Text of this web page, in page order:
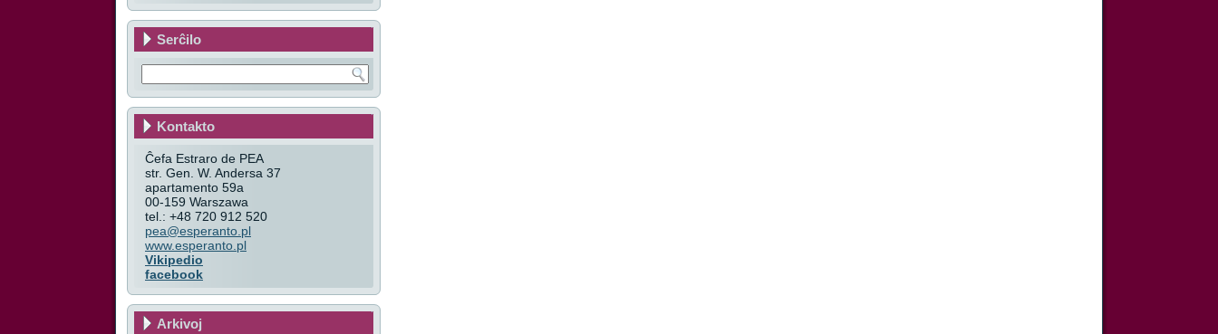
Serĉilo
Kontakto
Ĉefa Estraro de PEA
str. Gen. W. Andersa 37
apartamento 59a
00-159 Warszawa
tel.: +48 720 912 520
pea@esperanto.pl
www.esperanto.pl
Vikipedio
facebook
Arkivoj